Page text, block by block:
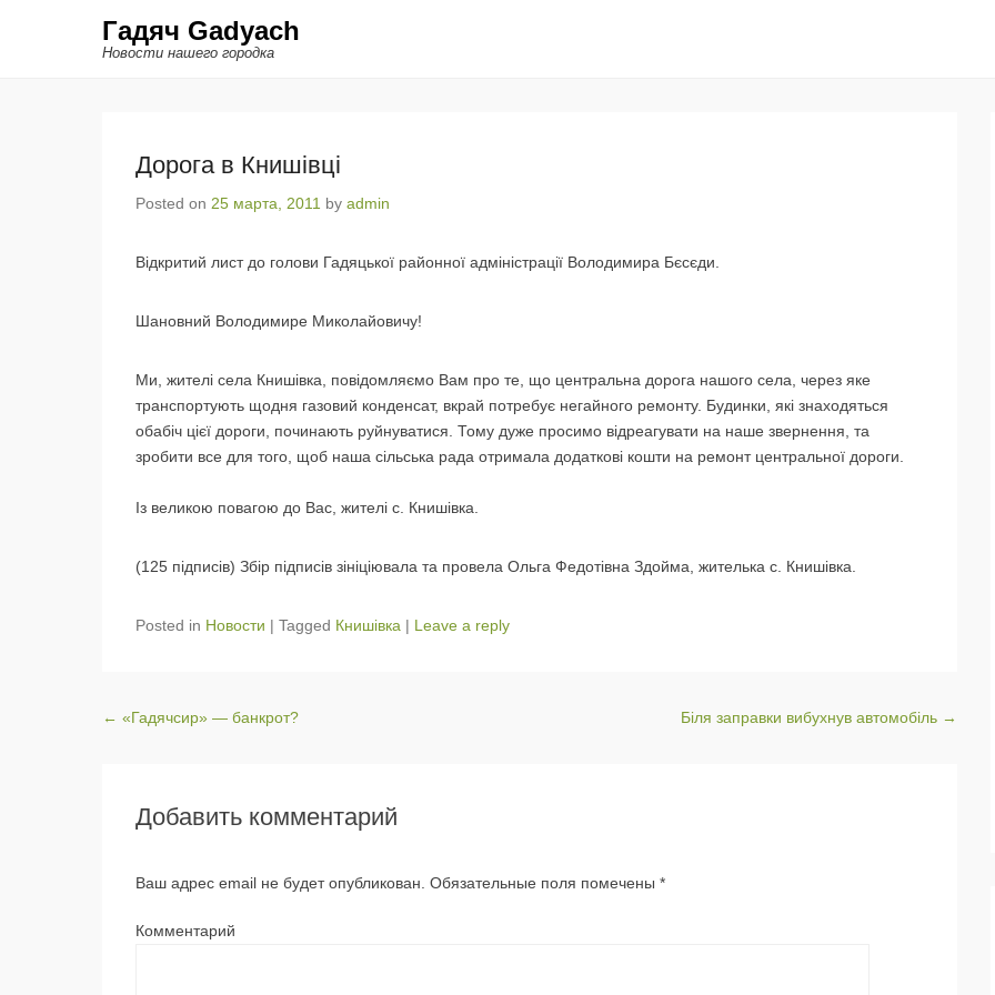
Гадяч Gadyach
Новости нашего городка
Дорога в Книшівці
Posted on 25 марта, 2011 by admin
Відкритий лист до голови Гадяцької районної адміністрації Володимира Бєсєди.
Шановний Володимире Миколайовичу!
Ми, жителі села Книшівка, повідомляємо Вам про те, що центральна дорога нашого села, через яке
транспортують щодня газовий конденсат, вкрай потребує негайного ремонту. Будинки, які знаходяться
обабіч цієї дороги, починають руйнуватися. Тому дуже просимо відреагувати на наше звернення, та
зробити все для того, щоб наша сільська рада отримала додаткові кошти на ремонт центральної дороги.
Із великою повагою до Вас, жителі с. Книшівка.
(125 підписів) Збір підписів зініціювала та провела Ольга Федотівна Здойма, жителька с. Книшівка.
Posted in Новости | Tagged Книшівка | Leave a reply
Post navigation
← «Гадячсир» — банкрот? Біля заправки вибухнув автомобіль →
Добавить комментарий
Ваш адрес email не будет опубликован. Обязательные поля помечены *
Комментарий